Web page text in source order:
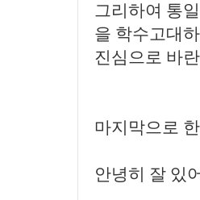
그리하여 통
을 학수고대
진심으로 바
마지막으로
안녕히 잘 있